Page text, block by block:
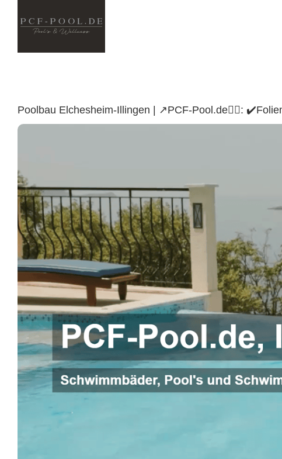
Poolbau Elchesheim-Illingen | ↗️PCF-Pool.de🏊🏼: